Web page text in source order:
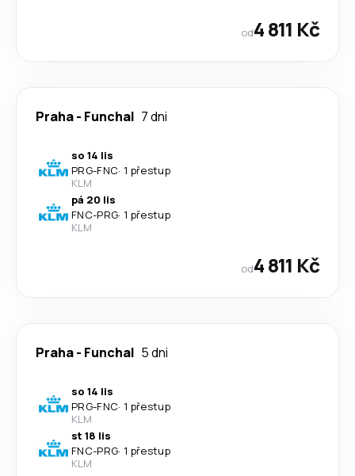
od4 811 Kč
Praha- Funchal 7 dni
so 14 lis
PRG-FNC· 1 přestup
KLM
pá 20 lis
FNC-PRG· 1 přestup
KLM
od4 811 Kč
Praha- Funchal 5 dni
so 14 lis
PRG-FNC· 1 přestup
KLM
st 18 lis
FNC-PRG· 1 přestup
KLM